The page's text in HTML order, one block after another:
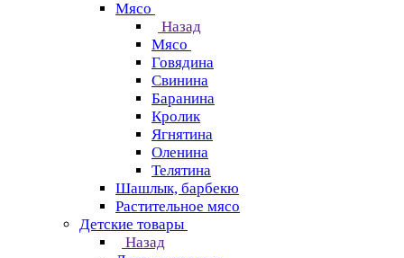
Мясо
Назад
Мясо
Говядина
Свинина
Баранина
Кролик
Ягнятина
Оленина
Телятина
Шашлык, барбекю
Растительное мясо
Детские товары
Назад